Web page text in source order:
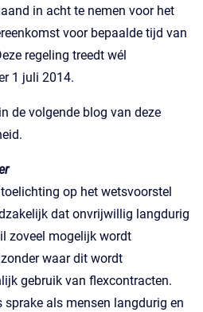
in acht te nemen voor het
voor bepaalde tijd van
regeling treedt wél
1 juli 2014.
de volgende blog van deze
op het wetsvoorstel
dat onvrijwillig langdurig
zoveel mogelijk wordt
waar dit wordt
gebruik van flexcontracten.
als mensen langdurig en